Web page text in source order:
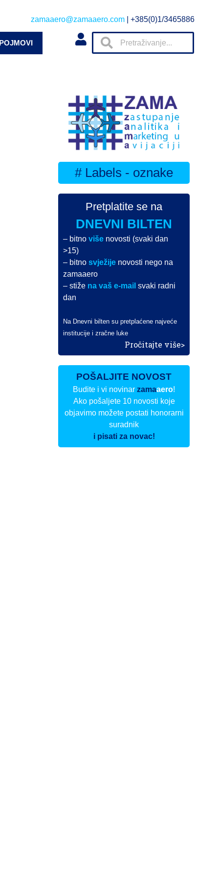
zamaaero@zamaaero.com | +385(0)1/3465886
# Labels - oznake
Pretplatite se na
DNEVNI BILTEN
– bitnoviše novosti (svaki dan
>15)
– bitnosvježije novosti nego na
zamaaero
– stiže na vaš e-mail svaki radni
dan
Na Dnevni bilten su pretplaćene najveće
institucije i zračne luke
Pročitajte više>
POŠALJITE NOVOST
Budite i vi novinarzamaaero!
Ako pošaljete 10 novosti koje
objavimo možete postati honorarni
suradnik
i pisati za novac!